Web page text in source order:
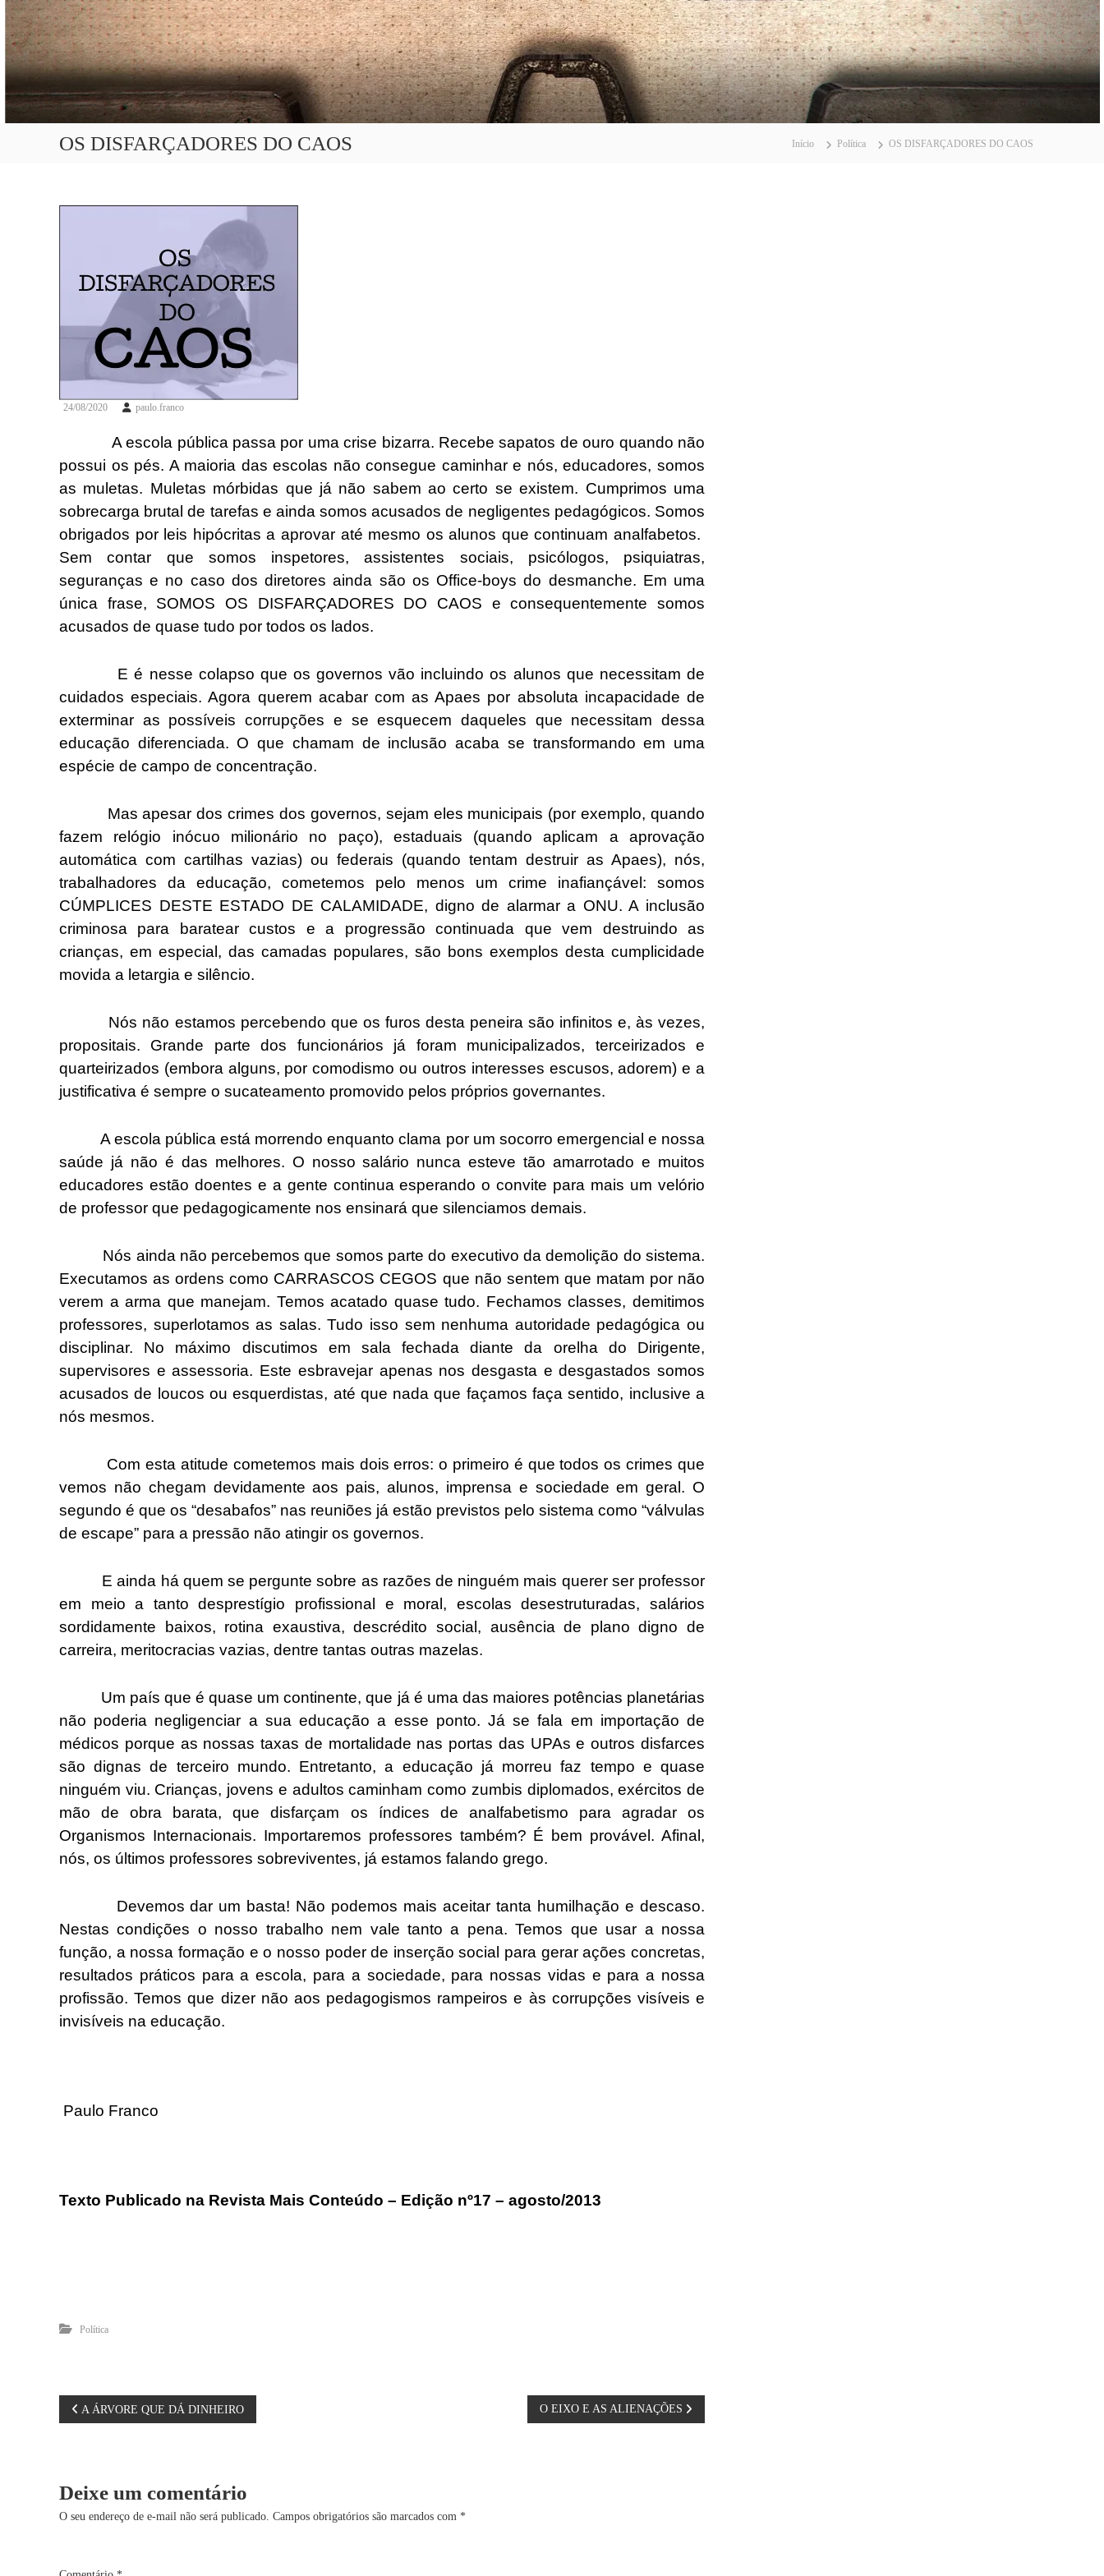
OS DISFARÇADORES DO CAOS Início Política OS DISFARÇADORES DO CAOS
24/08/2020 paulo.franco
A escola pública passa por uma crise bizarra. Recebe sapatos de ouro quando não
possui os pés. A maioria das escolas não consegue caminhar e nós, educadores, somos
as muletas. Muletas mórbidas que já não sabem ao certo se existem. Cumprimos uma
sobrecarga brutal de tarefas e ainda somos acusados de negligentes pedagógicos. Somos
obrigados por leis hipócritas a aprovar até mesmo os alunos que continuam analfabetos.
Sem contar que somos inspetores, assistentes sociais, psicólogos, psiquiatras,
seguranças e no caso dos diretores ainda são os Office-boys do desmanche. Em uma
única frase, SOMOS OS DISFARÇADORES DO CAOS e consequentemente somos
acusados de quase tudo por todos os lados.
E é nesse colapso que os governos vão incluindo os alunos que necessitam de
cuidados especiais. Agora querem acabar com as Apaes por absoluta incapacidade de
exterminar as possíveis corrupções e se esquecem daqueles que necessitam dessa
educação diferenciada. O que chamam de inclusão acaba se transformando em uma
espécie de campo de concentração.
Mas apesar dos crimes dos governos, sejam eles municipais (por exemplo, quando
fazem relógio inócuo milionário no paço), estaduais (quando aplicam a aprovação
automática com cartilhas vazias) ou federais (quando tentam destruir as Apaes), nós,
trabalhadores da educação, cometemos pelo menos um crime inafiançável: somos
CÚMPLICES DESTE ESTADO DE CALAMIDADE, digno de alarmar a ONU. A inclusão
criminosa para baratear custos e a progressão continuada que vem destruindo as
crianças, em especial, das camadas populares, são bons exemplos desta cumplicidade
movida a letargia e silêncio.
Nós não estamos percebendo que os furos desta peneira são infinitos e, às vezes,
propositais. Grande parte dos funcionários já foram municipalizados, terceirizados e
quarteirizados (embora alguns, por comodismo ou outros interesses escusos, adorem) e a
justificativa é sempre o sucateamento promovido pelos próprios governantes.
A escola pública está morrendo enquanto clama por um socorro emergencial e nossa
saúde já não é das melhores. O nosso salário nunca esteve tão amarrotado e muitos
educadores estão doentes e a gente continua esperando o convite para mais um velório
de professor que pedagogicamente nos ensinará que silenciamos demais.
Nós ainda não percebemos que somos parte do executivo da demolição do sistema.
Executamos as ordens como CARRASCOS CEGOS que não sentem que matam por não
verem a arma que manejam. Temos acatado quase tudo. Fechamos classes, demitimos
professores, superlotamos as salas. Tudo isso sem nenhuma autoridade pedagógica ou
disciplinar. No máximo discutimos em sala fechada diante da orelha do Dirigente,
supervisores e assessoria. Este esbravejar apenas nos desgasta e desgastados somos
acusados de loucos ou esquerdistas, até que nada que façamos faça sentido, inclusive a
nós mesmos.
Com esta atitude cometemos mais dois erros: o primeiro é que todos os crimes que
vemos não chegam devidamente aos pais, alunos, imprensa e sociedade em geral. O
segundo é que os “desabafos” nas reuniões já estão previstos pelo sistema como “válvulas
de escape” para a pressão não atingir os governos.
E ainda há quem se pergunte sobre as razões de ninguém mais querer ser professor
em meio a tanto desprestígio profissional e moral, escolas desestruturadas, salários
sordidamente baixos, rotina exaustiva, descrédito social, ausência de plano digno de
carreira, meritocracias vazias, dentre tantas outras mazelas.
Um país que é quase um continente, que já é uma das maiores potências planetárias
não poderia negligenciar a sua educação a esse ponto. Já se fala em importação de
médicos porque as nossas taxas de mortalidade nas portas das UPAs e outros disfarces
são dignas de terceiro mundo. Entretanto, a educação já morreu faz tempo e quase
ninguém viu. Crianças, jovens e adultos caminham como zumbis diplomados, exércitos de
mão de obra barata, que disfarçam os índices de analfabetismo para agradar os
Organismos Internacionais. Importaremos professores também? É bem provável. Afinal,
nós, os últimos professores sobreviventes, já estamos falando grego.
Devemos dar um basta! Não podemos mais aceitar tanta humilhação e descaso.
Nestas condições o nosso trabalho nem vale tanto a pena. Temos que usar a nossa
função, a nossa formação e o nosso poder de inserção social para gerar ações concretas,
resultados práticos para a escola, para a sociedade, para nossas vidas e para a nossa
profissão. Temos que dizer não aos pedagogismos rampeiros e às corrupções visíveis e
invisíveis na educação.
Paulo Franco
Texto Publicado na Revista Mais Conteúdo – Edição nº17 – agosto/2013
Política
N
v
e
A ÁRVORE QUE DÁ DINHEIRO O EIXO E AS ALIENAÇÕES
Deixe um comentário
O seu endereço de e-mail não será publicado. Campos obrigatórios são marcados com *